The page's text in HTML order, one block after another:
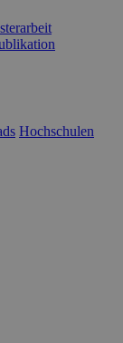
Hochschulen